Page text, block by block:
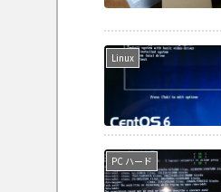
Linux
PC ハード